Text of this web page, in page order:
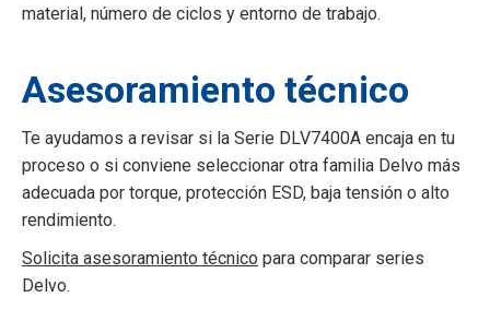
material, número de ciclos y entorno de trabajo.
Asesoramiento técnico
Te ayudamos a revisar si la Serie DLV7400A encaja en tu
proceso o si conviene seleccionar otra familia Delvo más
adecuada por torque, protección ESD, baja tensión o alto
rendimiento.
Solicita asesoramiento técnico para comparar series
Delvo.